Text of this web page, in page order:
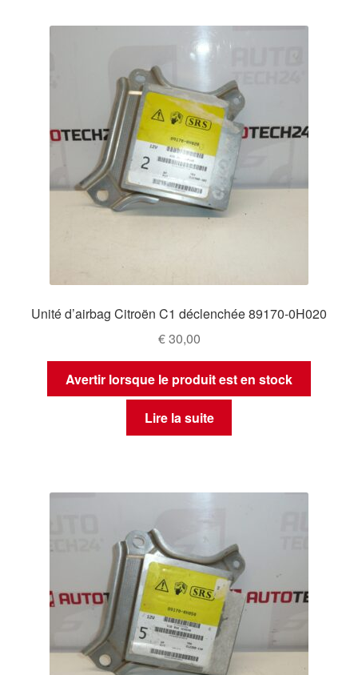
Unité d’airbag Citroën C1 déclenchée 89170-0H020
€30,00
Avertir lorsque le produit est en stock
Lire la suite